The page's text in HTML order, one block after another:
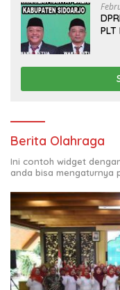
PLT
Berita Olahraga
Ini contoh widget
anda bisa mengaturnya